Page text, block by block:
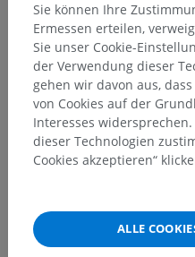
Sie können Ihre
Ermessen erteilen,
Sie unser Cookie-
der Verwendung dieser
gehen wir davon aus,
von Cookies auf der
Interesses
dieser Technologien
Cookies akzeptieren“
ALLE